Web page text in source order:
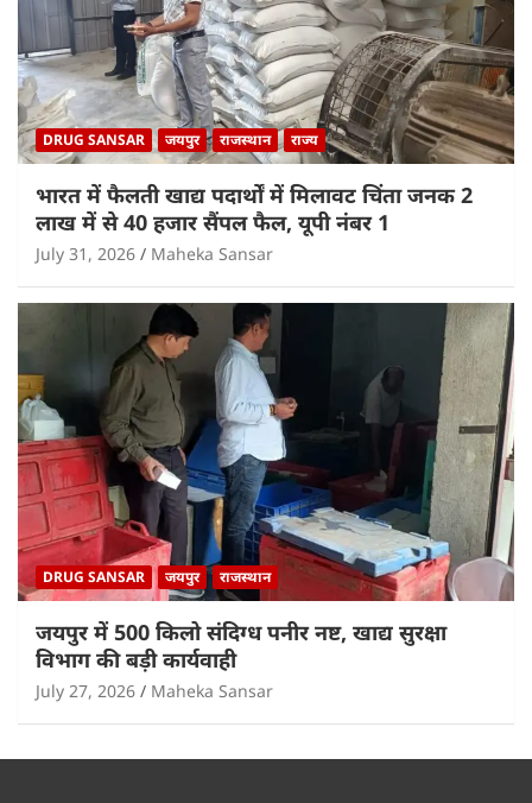
DRUG SANSAR जयपुर राजस्थान राज्य
भारत में फैलती खाद्य पदार्थों में मिलावट चिंता जनक 2
लाख में से 40 हजार सैंपल फैल, यूपी नंबर 1
July 31, 2026 Maheka Sansar
DRUG SANSAR जयपुर राजस्थान
जयपुर में 500 किलो संदिग्ध पनीर नष्ट, खाद्य सुरक्षा
विभाग की बड़ी कार्यवाही
July 27, 2026 Maheka Sansar